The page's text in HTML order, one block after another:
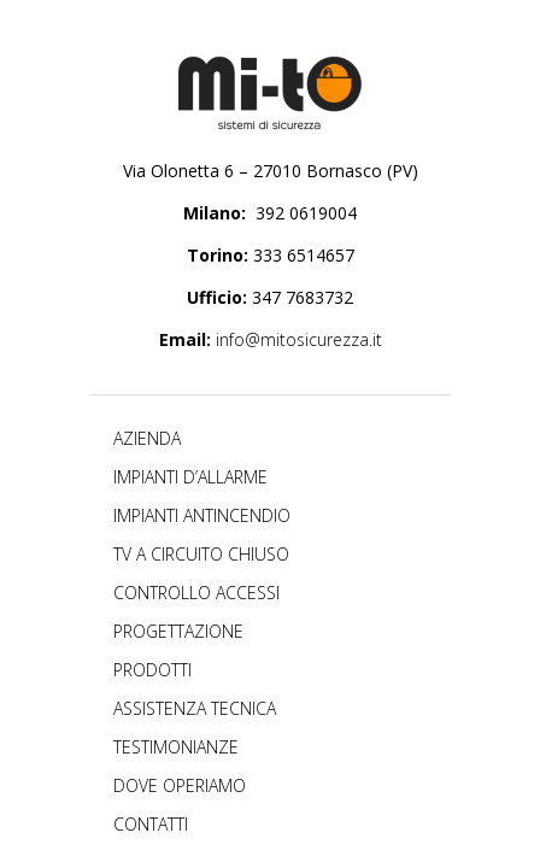
Via Olonetta 6 – 27010 Bornasco (PV)
Milano: 392 0619004
Torino: 333 6514657
Ufficio: 347 7683732
Email: info@mitosicurezza.it
AZIENDA
IMPIANTI D’ALLARME
IMPIANTI ANTINCENDIO
TV A CIRCUITO CHIUSO
CONTROLLO ACCESSI
PROGETTAZIONE
PRODOTTI
ASSISTENZA TECNICA
TESTIMONIANZE
DOVE OPERIAMO
CONTATTI